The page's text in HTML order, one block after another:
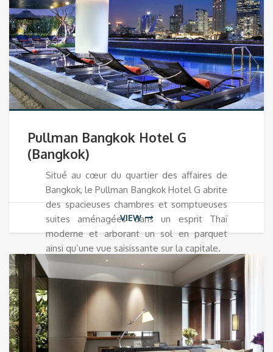
Pullman Bangkok Hotel G
(Bangkok)
Situé au cœur du quartier des affaires de
Bangkok, le Pullman Bangkok Hotel G abrite
des spacieuses chambres et somptueuses
suites aménagées dans un esprit Thaï
moderne et arborant un sol en parquet
ainsi qu’une vue saisissante sur la capitale.
VIEW